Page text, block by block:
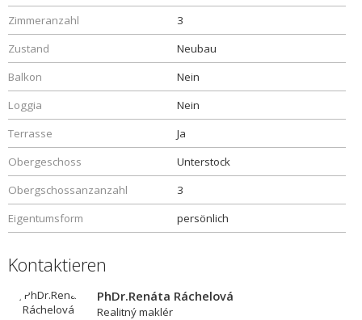
Zimmeranzahl
3
Zustand
Neubau
Balkon
Nein
Loggia
Nein
Terrasse
Ja
Obergeschoss
Unterstock
Obergschossanzanzahl
3
Eigentumsform
persönlich
Kontaktieren
PhDr.Renáta Ráchelová
Realitný maklér